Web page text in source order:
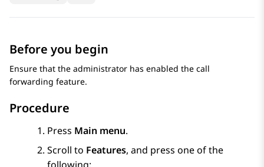
Before you begin
Ensure that the administrator has enabled the call
forwarding feature.
Procedure
Press Main menu.
Scroll to Features, and press one of the